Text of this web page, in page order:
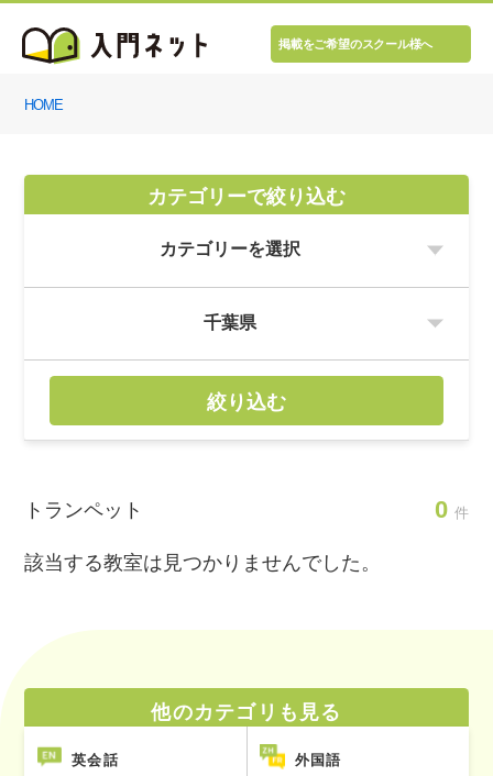
掲載をご希望のスクール様へ
HOME
カテゴリーで絞り込む
絞り込む
トランペット 0 件
該当する教室は見つかりませんでした。
他のカテゴリも見る
英会話 外国語